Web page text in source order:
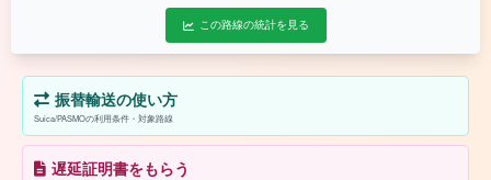
この路線の統計を見る
振替輸送の使い方
Suica/PASMOの利用条件・対象路線
遅延証明書をもらう